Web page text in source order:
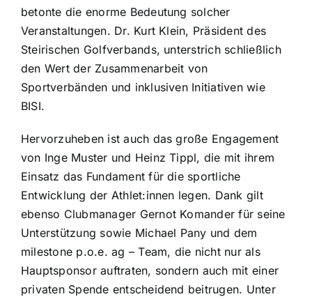
betonte die enorme Bedeutung solcher
Veranstaltungen. Dr. Kurt Klein, Präsident des
Steirischen Golfverbands, unterstrich schließlich
den Wert der Zusammenarbeit von
Sportverbänden und inklusiven Initiativen wie
BISI.
Hervorzuheben ist auch das große Engagement
von Inge Muster und Heinz Tippl, die mit ihrem
Einsatz das Fundament für die sportliche
Entwicklung der Athlet:innen legen. Dank gilt
ebenso Clubmanager Gernot Komander für seine
Unterstützung sowie Michael Pany und dem
milestone p.o.e. ag – Team, die nicht nur als
Hauptsponsor auftraten, sondern auch mit einer
privaten Spende entscheidend beitrugen. Unter